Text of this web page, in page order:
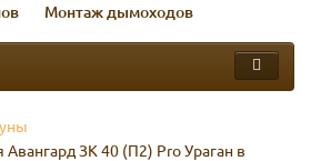
Монтаж дымоходов
Авангард ЗК 40 (П2) Pro Ураган в